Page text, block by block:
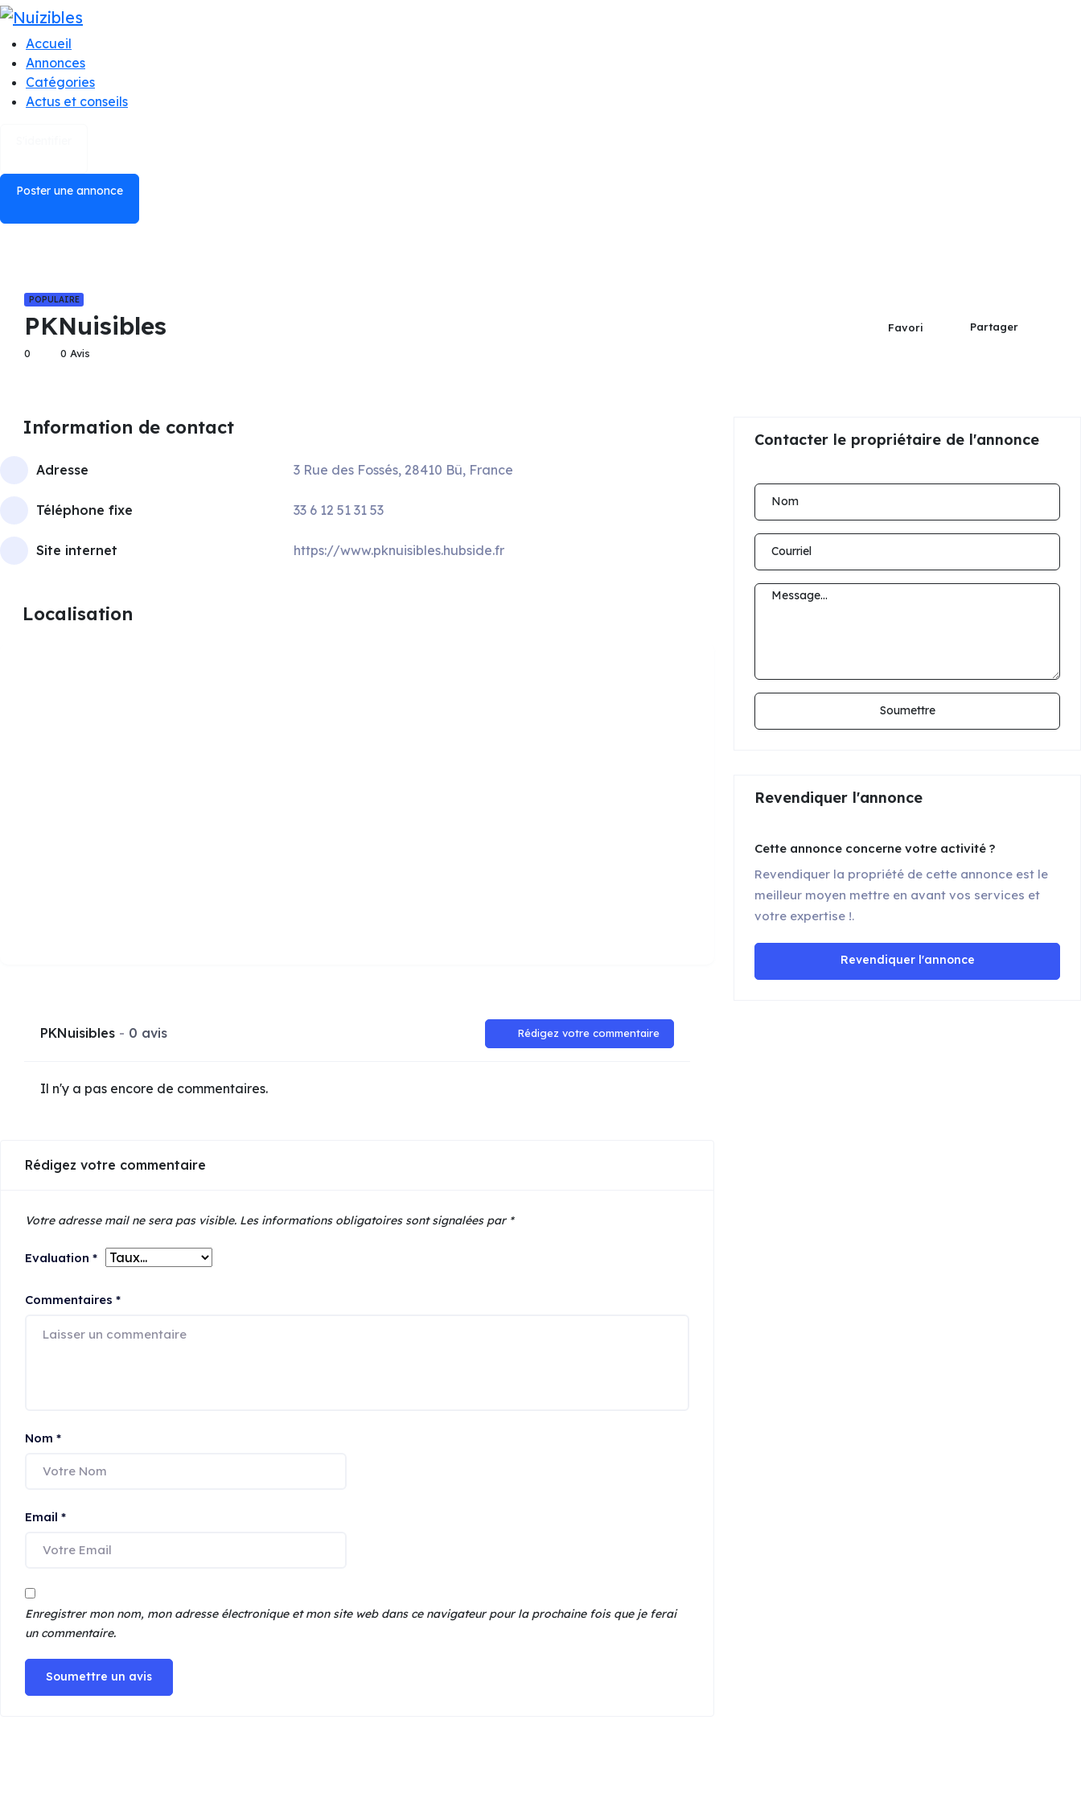
Accueil
Annonces
Catégories
Actus et conseils
Poster une annonce
PKNuisibles
POPULAIRE
0 0 Avis
Partager
Information de contact
Adresse 3 Rue des Fossés, 28410 Bû, France
Téléphone fixe 33 6 12 51 31 53
Site internet https://www.pknuisibles.hubside.fr
Localisation
PKNuisibles 0 avis Rédigez votre commentaire
Il n'y a pas encore de commentaires.
Rédigez votre commentaire
Votre adresse mail ne sera pas visible. Les informations obligatoires sont signalées par *
Evaluation *
Commentaires *
Nom *
Email *
Enregistrer mon nom, mon adresse électronique et mon site web dans ce navigateur pour la prochaine fois que je ferai
un commentaire.
Soumettre un avis
Contacter le propriétaire de l'annonce
Soumettre
Revendiquer l'annonce
Cette annonce concerne votre activité ?
Revendiquer la propriété de cette annonce est le
meilleur moyen mettre en avant vos services et
votre expertise !.
Revendiquer l'annonce